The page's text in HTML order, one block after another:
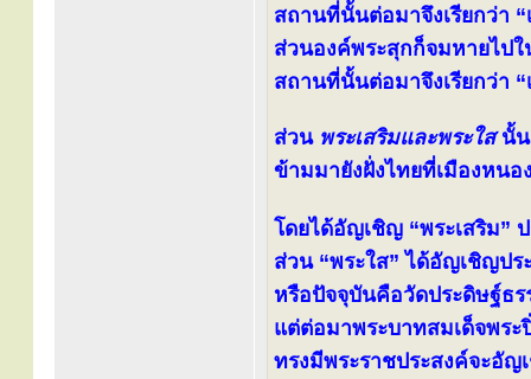
สถานที่นั้นต่อมาจึงเรียกว่า
ส่วนองค์พระสุกก็จมหายไป
สถานที่นั้นต่อมาจึงเรียกว่า
ส่วน พระเสริมและพระใส นั้
ข้ามมายังฝั่งไทยที่เมืองหนอ
โดยได้อัญเชิญ “พระเสริม”
ส่วน “พระใส” ได้อัญเชิญป
หรือปัจจุบันคือวัดประดิษฐ์ธ
แต่ต่อมาพระบาทสมเด็จพร
ทรงมีพระราชประสงค์จะอัญ